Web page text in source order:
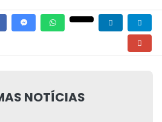
NOTÍCIAS